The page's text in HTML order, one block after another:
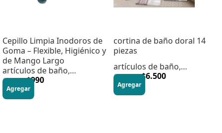
Cepillo Limpia Inodoros de
Goma – Flexible, Higiénico y
de Mango Largo
artículos de baño,
accesorios
$1.990 $990
Agregar
cortina de baño doral 14
piezas
artículos de baño,
accesorios
$10.990 $6.500
Agregar